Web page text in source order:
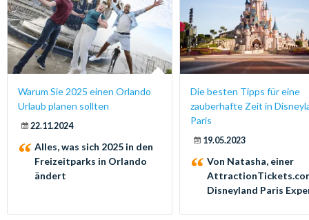
Warum Sie 2025 einen Orlando
Urlaub planen sollten
22.11.2024
Alles, was sich 2025 in den
Freizeitparks in Orlando
ändert
Die besten Tipps für eine
zauberhafte Zeit in
Paris
19.05.2023
Von Natasha, einer
Disneyland Paris